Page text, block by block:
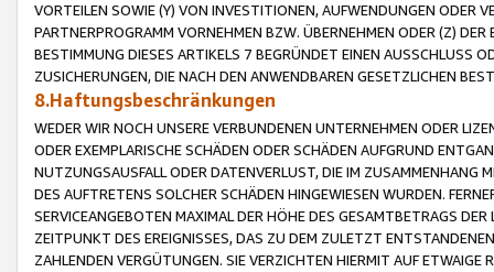
VORTEILEN SOWIE (Y) VON INVESTITIONEN, AUFWENDUNGEN ODER
PARTNERPROGRAMM VORNEHMEN BZW. ÜBERNEHMEN ODER (Z)
BESTIMMUNG DIESES ARTIKELS 7 BEGRÜNDET EINEN AUSSCHLUSS
ZUSICHERUNGEN, DIE NACH DEN ANWENDBAREN GESETZLICHEN
8.Haftungsbeschränkungen
WEDER WIR NOCH UNSERE VERBUNDENEN UNTERNEHMEN ODER
ODER EXEMPLARISCHE SCHÄDEN ODER SCHÄDEN AUFGRUND
NUTZUNGSAUSFALL ODER DATENVERLUST, DIE IM ZUSAMMENHANG
DES AUFTRETENS SOLCHER SCHÄDEN HINGEWIESEN WURDEN.
SERVICEANGEBOTEN MAXIMAL DER HÖHE DES GESAMTBETRAGS
ZEITPUNKT DES EREIGNISSES, DAS ZU DEM ZULETZT
ZAHLENDEN VERGÜTUNGEN. SIE VERZICHTEN HIERMIT AUF